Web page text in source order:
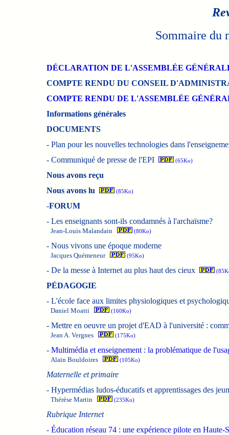
Sommaire du
DÉCLARATION DE L'ASSEMBLÉE
COMPTE RENDU DU CONSEIL
COMPTE RENDU DE L'ASSEMBLÉE
Informations générales
DOCUMENTS
- Plan pour les nouvelles technologies dans
- Communiqué de presse de l'EPI (65Ko)
Nous avons reçu
Nous avons lu
(85Ko)
-FORUM
- Les enseignants sont-ils condamnés à l'archaïsme?
Jean-Louis Malandain (80Ko)
- Nous vivons une époque moderne
Jacques Quémeneur (95Ko)
- De la messe à Internet au plus haut des cieux
PÉDAGOGIE
- L'école face aux limites physiologiques et
Daniel Moatti (160Ko)
- Mettre en oeuvre un projet d'EAD à l'université :
Jean A. Vergnes (175Ko)
- Multimédia et enseignement : la problématique de
Alain Bouldoires (105Ko)
Maternelle et primaire
- Hypermédias ludos-éducatifs et apprentissages des
Thérèse Martin (235Ko)
Rubrique Internet
- Éducation réseau 74 : une expérience pilote en Haute-